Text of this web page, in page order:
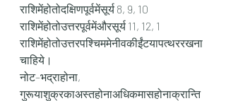
राशिमेंहोतोदक्षिणपूर्वमेंसूर्य 8, 9, 10
राशिमेंहोतोउत्तरपूर्वमेंऔरसूर्य 11, 12, 1
राशिमेंहोतोउत्तरपश्चिममेनीवकीईंटयापत्थररखना
चाहिये।
नोट–भद्राहोना,
गुरूयाशुक्रकाअस्तहोनाअधिकमासहोनाक्रान्ति